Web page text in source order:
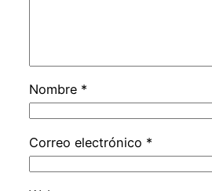
Nombre *
Correo electrónico *